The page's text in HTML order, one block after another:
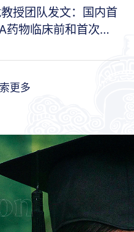
授团队发文：国内首
药物临床前和首次人
更多